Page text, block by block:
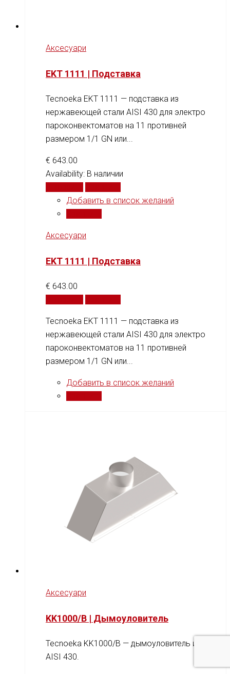
Аксесуари
EKT 1111 | Подставка
Tecnoeka EKT 1111 — подставка из
нержавеющей стали AISI 430 для электро
пароконвектоматов на 11 противней
размером 1/1 GN или...
€ 643.00
Availability: В наличии
Добавить в список желаний
Аксесуари
EKT 1111 | Подставка
€ 643.00
Tecnoeka EKT 1111 — подставка из
нержавеющей стали AISI 430 для электро
пароконвектоматов на 11 противней
размером 1/1 GN или...
Добавить в список желаний
Аксесуари
KK1000/B | Дымоуловитель
Tecnoeka KK1000/B — дымоуловитель из
AISI 430.